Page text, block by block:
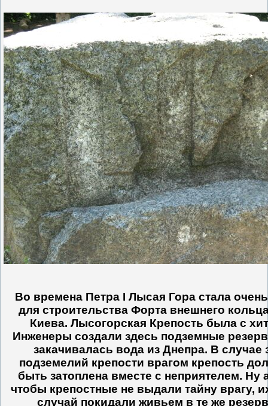
Во времена Петра I Лысая Гора стала
для строительства Форта внешнего
Киева. Лысогорская Крепость была с
Инженеры создали здесь подземные
закачивалась вода из Днепра. В случае
подземелий крепости врагом крепость
быть затоплена вместе с неприятелем. Ну
чтобы крепостные не выдали тайну врагу,
случай покидали живьем в те же